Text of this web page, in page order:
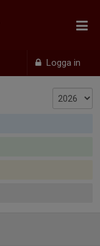
Logga in